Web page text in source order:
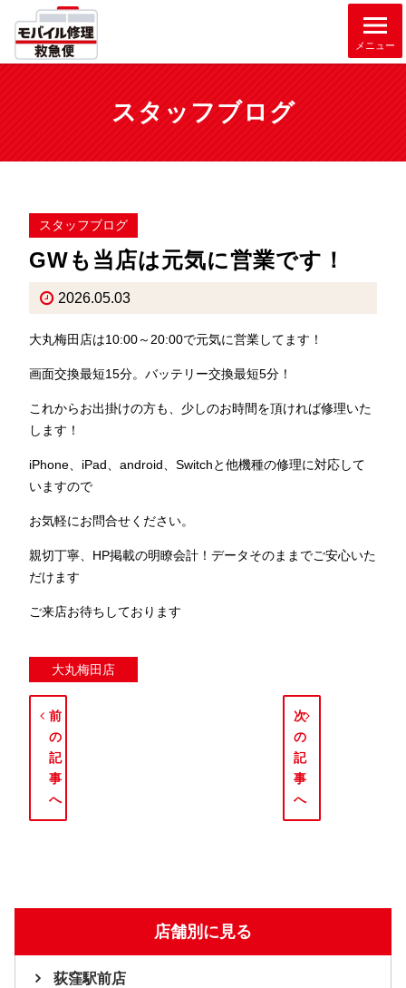
メニュー
スタッフブログ
スタッフブログ
GWも当店は元気に営業です！
2026.05.03
大丸梅田店は10:00～20:00で元気に営業してます！
画面交換最短15分。バッテリー交換最短5分！
これからお出掛けの方も、少しのお時間を頂ければ修理いた
します！
iPhone、iPad、android、Switchと他機種の修理に対応して
いますので
お気軽にお問合せください。
親切丁寧、HP掲載の明瞭会計！データそのままでご安心いた
だけます
ご来店お待ちしております
大丸梅田店
前
の
記
事
へ
次
の
記
事
へ
店舗別に見る
荻窪駅前店